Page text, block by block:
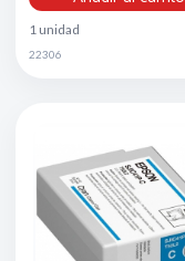
1 unidad
22306